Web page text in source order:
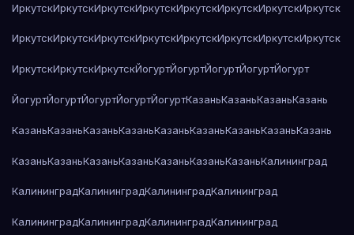
ИркутскИркутскИркутскИркутскИркутскИркутскИркутскИркутск
ИркутскИркутскИркутскИркутскИркутскИркутскИркутскИркутск
ИркутскИркутскИркутскЙогуртЙогуртЙогуртЙогуртЙогурт
ЙогуртЙогуртЙогуртЙогуртЙогуртКазаньКазаньКазаньКазань
КазаньКазаньКазаньКазаньКазаньКазаньКазаньКазаньКазань
КазаньКазаньКазаньКазаньКазаньКазаньКазаньКалининград
КалининградКалининградКалининградКалининград
КалининградКалининградКалининградКалининград